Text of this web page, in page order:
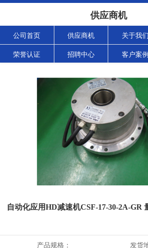
供应商机
公司首页 供应商机 关于我们
荣誉认证 招聘中心 客户案例
自动化应用HD减速机CSF-17-30-2A-GR
产品规格： 发货